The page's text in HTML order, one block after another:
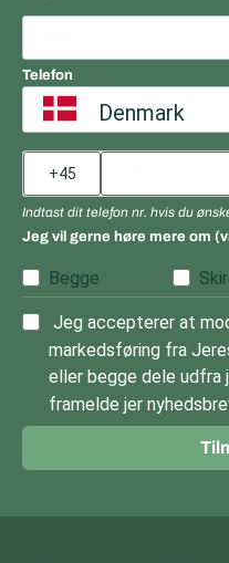
Telefon
Denmark
Indtast dit telefon nr. hvis du
Jeg vil gerne høre mere om
Begge
Jeg accepterer at
markedsføring fra
eller begge dele udfra
framelde jer